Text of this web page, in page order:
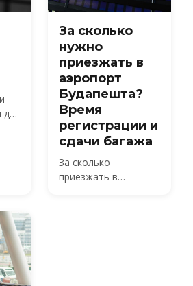
За сколько
нужно
приезжать в
аэропорт
Будапешта?
Время
регистрации и
сдачи багажа
За сколько
приезжать в